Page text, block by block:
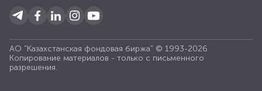
АО "Казахстанская фондовая биржа" © 1993-2026
Копирование материалов - только с письменного
разрешения.